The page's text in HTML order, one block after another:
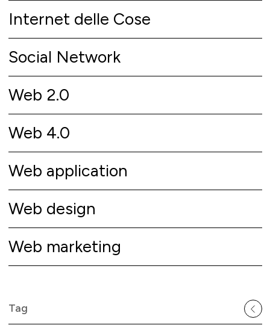
Internet delle Cose
Social Network
Web 2.0
Web 4.0
Web application
Web design
Web marketing
Tag